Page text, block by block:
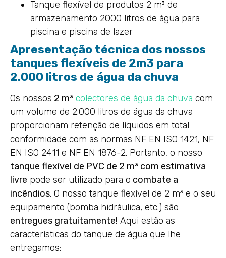
Tanque flexível de produtos 2 m³ de
armazenamento 2000 litros de água para
piscina e piscina de lazer
Apresentação técnica dos nossos
tanques flexíveis de 2m3 para
2.000 litros de água da chuva
Os nossos 2 m³ colectores de água da chuva com
um volume de 2.000 litros de água da chuva
proporcionam retenção de líquidos em total
conformidade com as normas NF EN ISO 1421, NF
EN ISO 2411 e NF EN 1876-2. Portanto, o nosso
tanque flexível de PVC de 2 m³ com estimativa
livre pode ser utilizado para o combate a
incêndios. O nosso tanque flexível de 2 m³ e o seu
equipamento (bomba hidráulica, etc.) são
entregues gratuitamente! Aqui estão as
características do tanque de água que lhe
entregamos: